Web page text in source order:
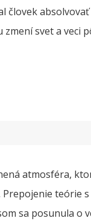
človek
svet a veci
atmosféra,
teórie
sa posunula o